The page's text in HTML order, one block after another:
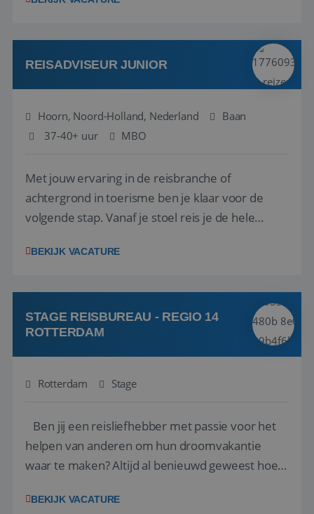
vakantiegangers de meest prachtige plekjes op
werken: of het nu gaat om vragen ...
REISADVISEUR JUNIOR
Hoorn, Noord-Holland, Nederland
Baan
37-40+ uur
MBO
Met jouw ervaring in de reisbranche of
achtergrond in toerisme ben je klaar voor de
volgende stap. Vanaf je stoel reis je de hele
wensen van je team, je klant en wat er in de
klanten te overtuigen om die droomreis te
boeken! ...
BEKIJK VACATURE
STAGE REISBUREAU - REGIO 14
ROTTERDAM
Rotterdam Stage
Ben jij een reisliefhebber met passie voor het
helpen van anderen om hun droomvakantie
waar te maken? Altijd al benieuwd geweest hoe
van de grootste reisorganisaties? Dan is een
BEKIJK VACATURE